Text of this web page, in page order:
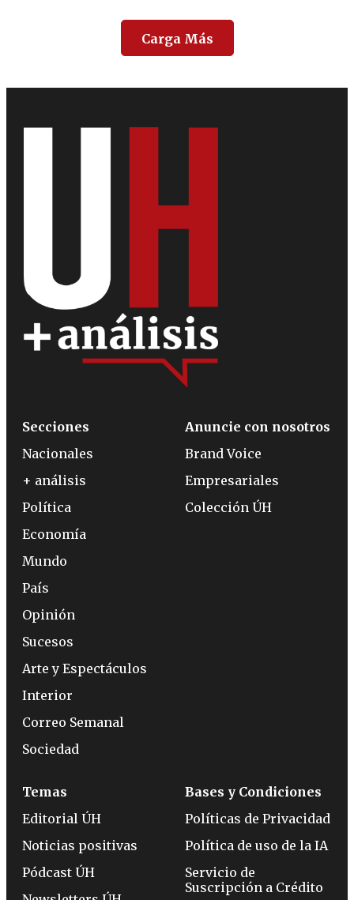
Carga Más
Secciones
Nacionales
+ análisis
Política
Economía
Mundo
País
Opinión
Sucesos
Arte y Espectáculos
Interior
Correo Semanal
Sociedad
Anuncie con nosotros
Brand Voice
Empresariales
Colección ÚH
Temas
Editorial ÚH
Noticias positivas
Pódcast ÚH
Bases y Condiciones
Políticas de Privacidad
Política de uso de la IA
Servicio de
Suscripción a Crédito